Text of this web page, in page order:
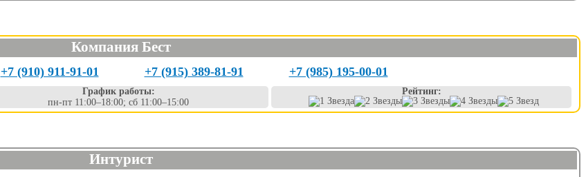
Компания Бест
+7 (910) 911-91-01 +7 (915) 389-81-91 +7 (985) 195-00-01
График работы:
пн-пт 11:00–18:00; сб 11:00–15:00
Рейтинг:
Интурист